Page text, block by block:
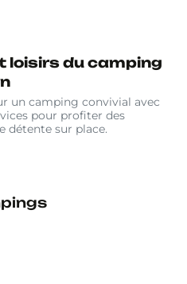
loisirs du camping
un camping convivial avec
pour profiter des
détente sur place.